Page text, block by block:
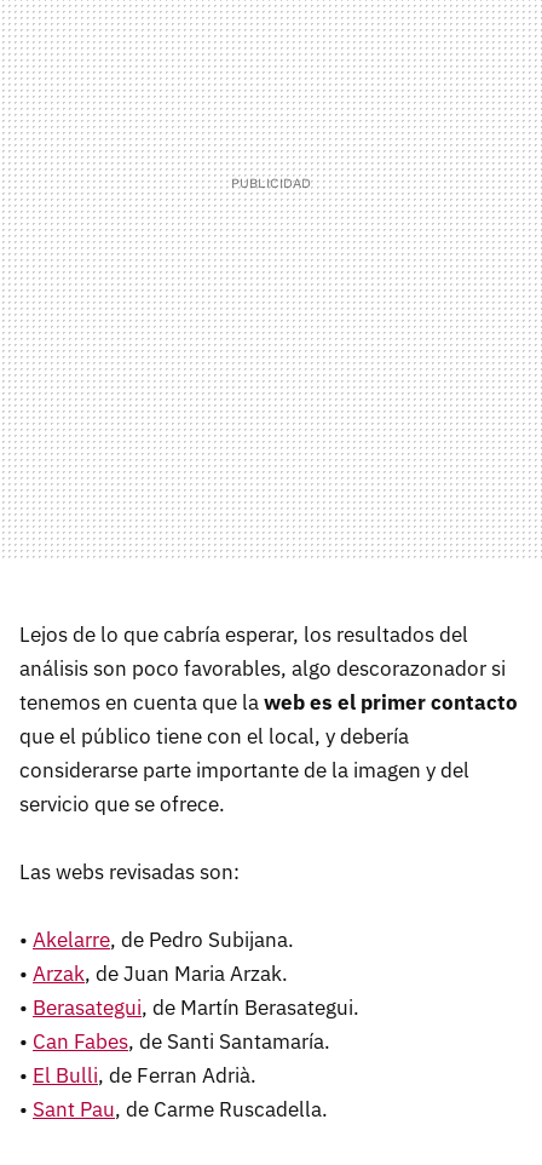
Lejos de lo que cabría esperar, los resultados del
análisis son poco favorables, algo descorazonador si
tenemos en cuenta que laweb es el primer contacto
que el público tiene con el local, y debería
considerarse parte importante de la imagen y del
servicio que se ofrece.
Las webs revisadas son:
• Akelarre, de Pedro Subijana.
• Arzak, de Juan Maria Arzak.
• Berasategui, de Martín Berasategui.
• Can Fabes, de Santi Santamaría.
• El Bulli, de Ferran Adrià.
• Sant Pau, de Carme Ruscadella.